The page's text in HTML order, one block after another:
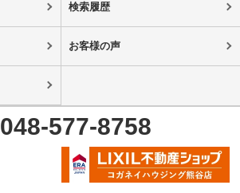
検索履歴
お客様の声
048-577-8758